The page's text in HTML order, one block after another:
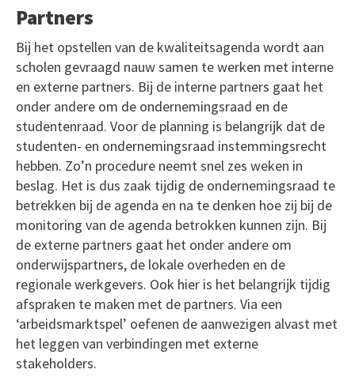
Partners
Bij het opstellen van de kwaliteitsagenda wordt aan
scholen gevraagd nauw samen te werken met interne
en externe partners. Bij de interne partners gaat het
onder andere om de ondernemingsraad en de
studentenraad. Voor de planning is belangrijk dat de
studenten- en ondernemingsraad instemmingsrecht
hebben. Zo’n procedure neemt snel zes weken in
beslag. Het is dus zaak tijdig de ondernemingsraad te
betrekken bij de agenda en na te denken hoe zij bij de
monitoring van de agenda betrokken kunnen zijn. Bij
de externe partners gaat het onder andere om
onderwijspartners, de lokale overheden en de
regionale werkgevers. Ook hier is het belangrijk tijdig
afspraken te maken met de partners. Via een
‘arbeidsmarktspel’ oefenen de aanwezigen alvast met
het leggen van verbindingen met externe
stakeholders.